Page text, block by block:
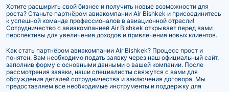
Хотите расширить свой бизнес и получить новые возможности для
роста? Станьте партнёром авиакомпании Air Bishkek и присоединитесь
к успешной команде профессионалов в авиационной отрасли!
Сотрудничество с авиакомпанией Air Bishkek открывает перед вами
перспективы для увеличения доходов и привлечения новых клиентов.
Как стать партнёром авиакомпании Air Bishkek? Процесс прост и
понятен. Вам необходимо подать заявку через наш официальный сайт,
заполнив форму с основными данными о вашей компании. После
рассмотрения заявки, наши специалисты свяжутся с вами для
обсуждения деталей сотрудничества и заключения договора. Мы
предоставляем все необходимые инструменты и поддержку для